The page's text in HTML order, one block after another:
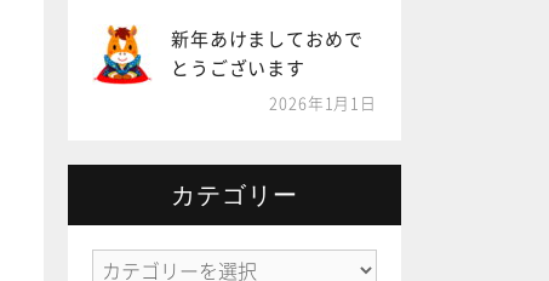
新年あけましておめで
とうございます
2026年1月1日
カテゴリー
カ